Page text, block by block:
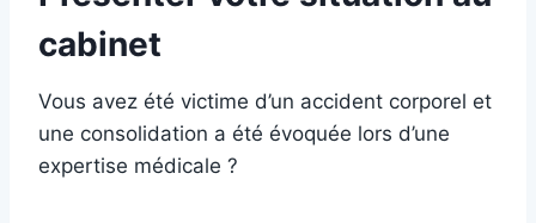
cabinet
Vous avez été victime d’un accident corporel et
une consolidation a été évoquée lors d’une
expertise médicale ?